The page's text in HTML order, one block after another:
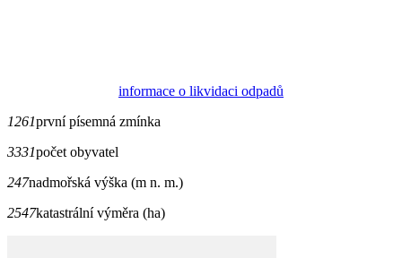
informace o likvidaci odpadů
1261první písemná zmínka
3331počet obyvatel
247nadmořská výška (m n. m.)
2547katastrální výměra (ha)